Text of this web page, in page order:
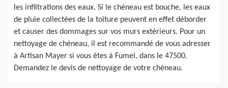
les infiltrations des eaux. Si le chéneau est bouche, les eaux
de pluie collectées de la toiture peuvent en effet déborder
et causer des dommages sur vos murs extérieurs. Pour un
nettoyage de chéneau, il est recommandé de vous adresser
à Artisan Mayer si vous êtes à Fumel, dans le 47500.
Demandez le devis de nettoyage de votre chéneau.